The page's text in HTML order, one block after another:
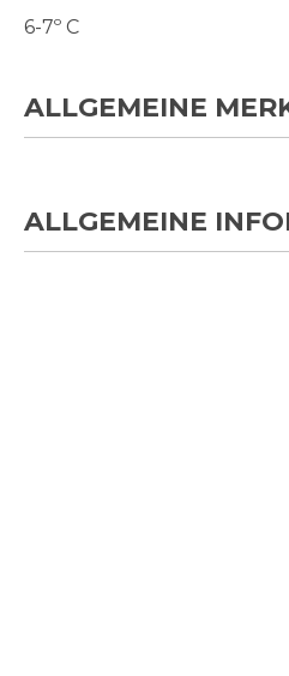
6-7º C
ALLGEMEINE
ALLGEMEINE